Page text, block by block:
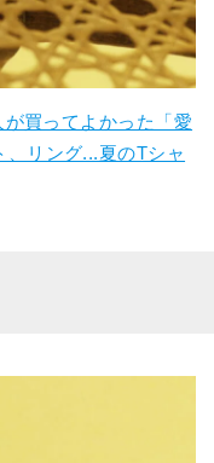
買ってよかった「愛
、リング...夏のTシャ